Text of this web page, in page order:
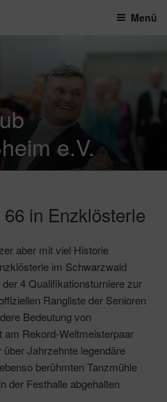
e.V.
Menü
in Enzklösterle
aber mit viel Historie
im Schwarzwald
4 Qualifikationsturniere zur
Rangliste der Senioren
Bedeutung von
am Rekord-Weltmeisterpaar
Jahrzehnte legendäre
berühmten Tanzmühle
der Festhalle abgehalten